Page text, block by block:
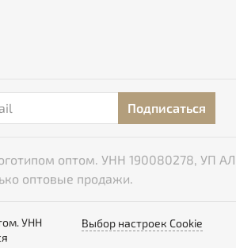
Подписаться
оптом. УНН 190080278, УП
оптовые продажи.
УНН
Выбор настроек Cookie